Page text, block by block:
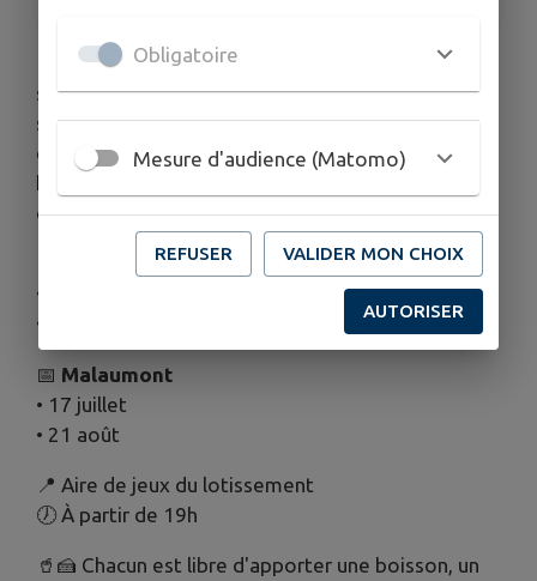
🎯 Que vous soyez joueur confirmé, débutant ou
simplement venu passer un bon moment, ces
soirées sont l'occasion de se retrouver,
d'échanger et de renforcer les liens entre
détendue. 🤝😊
• 3 juillet
• 7 août
📅 Malaumont
• 17 juillet
• 21 août
📍 Aire de jeux du lotissement
🕖 À partir de 19h
🥤🍰 Chacun est libre d'apporter une boisson, un
Obligatoire
Mesure d'audience (Matomo)
REFUSER VALIDER MON CHOIX
AUTORISER